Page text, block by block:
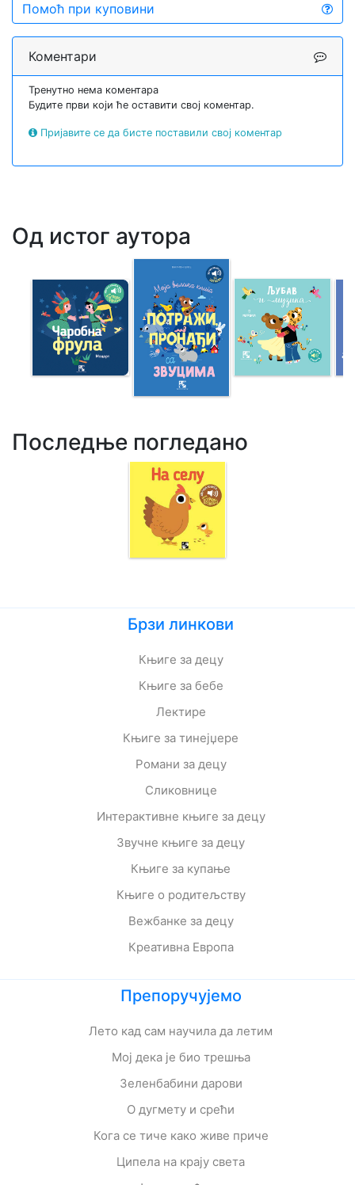
Помоћ при куповини
Коментари
Тренутно нема коментара
Будите први који ће оставити свој коментар.
Пријавите се да бисте поставили свој коментар
Од истог аутора
Последње погледано
Брзи линкови
Књиге за децу
Књиге за бебе
Лектире
Књиге за тинејџере
Романи за децу
Сликовнице
Интерактивне књиге за децу
Звучне књиге за децу
Књиге за купање
Књиге о родитељству
Вежбанке за децу
Креативна Европа
Препоручујемо
Лето кад сам научила да летим
Мој дека је био трешња
Зеленбабини дарови
О дугмету и срећи
Кога се тиче како живе приче
Ципела на крају света